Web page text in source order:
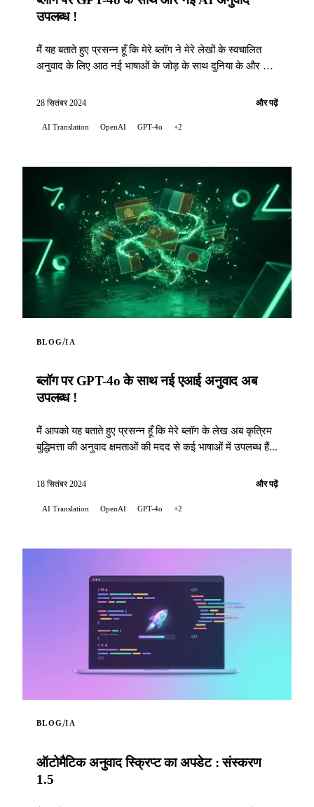
उपलब्ध !
मैं यह बताते हुए प्रसन्न हूँ कि मेरे ब्लॉग ने मेरे लेखों के स्वचालित
अनुवाद के लिए आठ नई भाषाओं के जोड़ के साथ दुनिया के और भी
28 सितंबर 2024 और पढ़ें
AI Translation OpenAI GPT-4o +2
BLOG/IA
ब्लॉग पर GPT-4o के साथ नई एआई अनुवाद अब
उपलब्ध !
मैं आपको यह बताते हुए प्रसन्न हूँ कि मेरे ब्लॉग के लेख अब कृत्रिम
बुद्धिमत्ता की अनुवाद क्षमताओं की मदद से कई भाषाओं में उपलब्ध हैं...
18 सितंबर 2024 और पढ़ें
AI Translation OpenAI GPT-4o +2
BLOG/IA
ऑटोमैटिक अनुवाद स्क्रिप्ट का अपडेट : संस्करण
1.5